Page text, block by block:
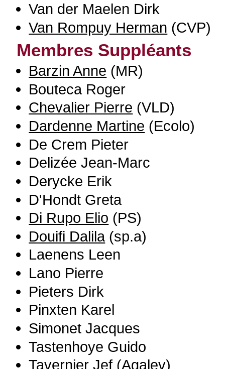
Van der Maelen Dirk
Van Rompuy Herman (CVP)
Membres Suppléants
Barzin Anne (MR)
Bouteca Roger
Chevalier Pierre (VLD)
Dardenne Martine (Ecolo)
De Crem Pieter
Delizée Jean-Marc
Derycke Erik
D'Hondt Greta
Di Rupo Elio (PS)
Douifi Dalila(sp.a)
Laenens Leen
Lano Pierre
Pieters Dirk
Pinxten Karel
Simonet Jacques
Tastenhoye Guido
Tavernier Jef(Agalev)